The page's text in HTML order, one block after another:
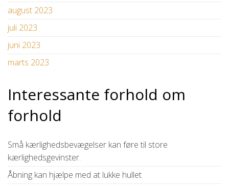
august 2023
juli 2023
juni 2023
marts 2023
Interessante forhold om
forhold
Små kærlighedsbevægelser kan føre til store
kærlighedsgevinster.
Åbning kan hjælpe med at lukke hullet